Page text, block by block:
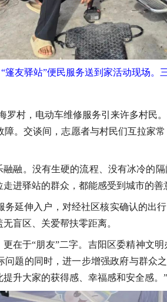
“篷友驿站”便民服务送到家活动现场。
罗村，电动车维修服务引来许多村民
。交谈间，志愿者与村民们互拉家
融。没有生硬的流程、没有冰冷的
进驿站的群众，都能感受到城市的善
延伸入户，对经社区核实确认的出
盲区、关爱帮扶零距离。
在于“朋友”二字。吉阳区委精神文
题的同时，进一步增强政府与群众
升大家的获得感、幸福感和安全感。”